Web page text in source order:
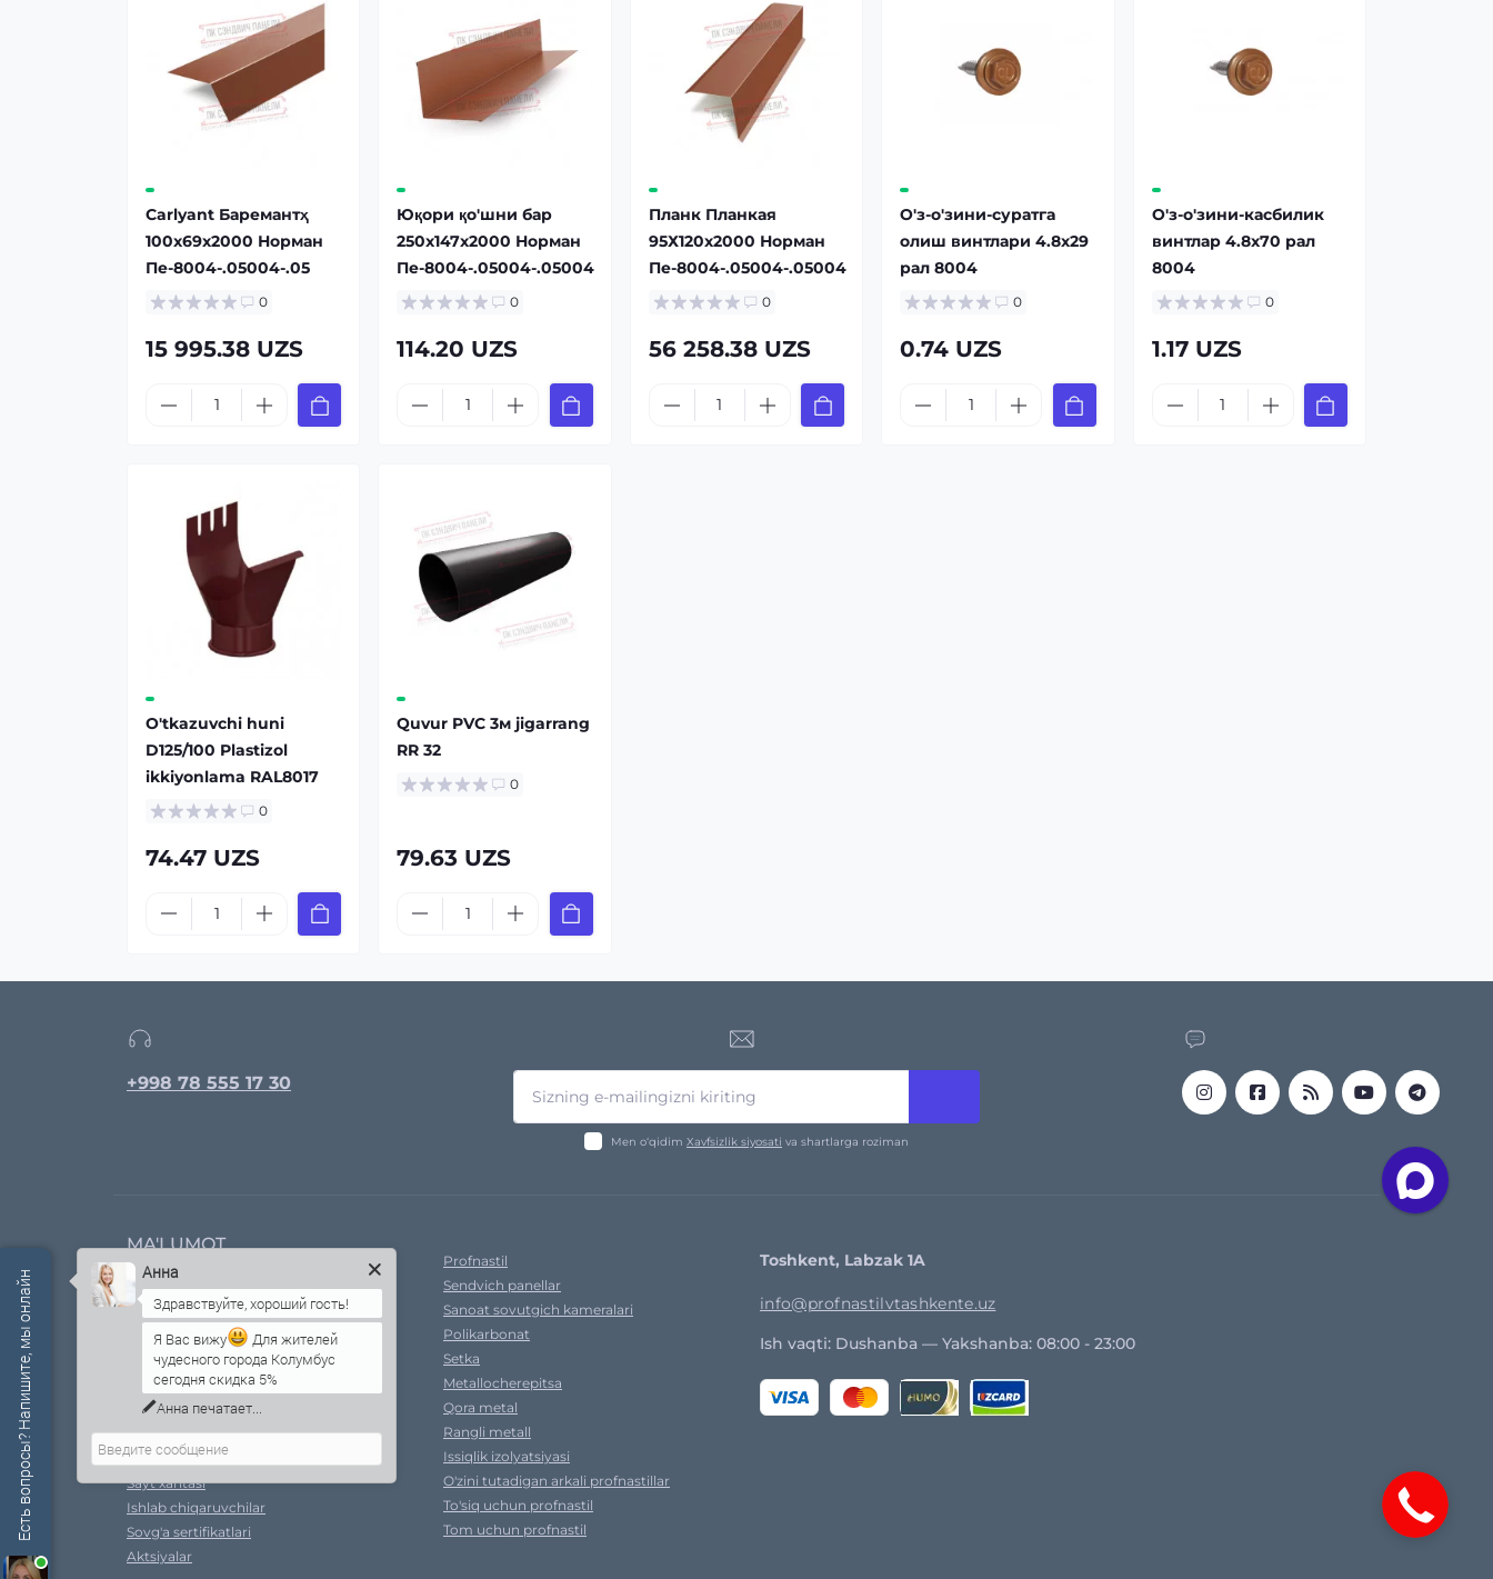
Carlyant Баремантҳ
100x69x2000 Норман
Пе-8004-.05004-.05
0
15 995.38 UZS
Юқори қо'шни бар
250x147x2000 Норман
Пе-8004-.05004-.05004
0
114.20 UZS
Планк Планкая
95Х120x2000 Норман
Пе-8004-.05004-.05004
0
56 258.38 UZS
О'з-о'зини-суратга
олиш винтлари 4.8x29
рал 8004
0
0.74 UZS
О'з-о'зини-касбилик
винтлар 4.8x70 рал
8004
0
1.17 UZS
O'tkazuvchi huni
D125/100 Plastizol
ikkiyonlama RAL8017
0
74.47 UZS
Quvur PVC 3м jigarrang
RR 32
0
79.63 UZS
+998 78 555 17 30
Men o‘qidim Xavfsizlik siyosati va shartlarga roziman
MA'LUMOT
Kompaniya haqida
Yetkazib bermoq
Xavfsizlik siyosati
Ral ranglari
Shartnoma shartlari
To'lov
Qayta aloqa
Xarid qilish natijalari
Sayt xaritasi
Ishlab chiqaruvchilar
Sovg'a sertifikatlari
Aktsiyalar
Profnastil
Sendvich panellar
Sanoat sovutgich kameralari
Polikarbonat
Setka
Metallocherepitsa
Qora metal
Rangli metall
Issiqlik izolyatsiyasi
O'zini tutadigan arkali profnastillar
To'siq uchun profnastil
Tom uchun profnastil
Toshkent, Labzak 1A
info@profnastilvtashkente.uz
Ish vaqti: Dushanba — Yakshanba: 08:00 - 23:00
Есть вопросы? Напишите, мы онлайн Анна
Я Вас вижу
Для жителей
чудесного города Колумбус
сегодня скидка 5%